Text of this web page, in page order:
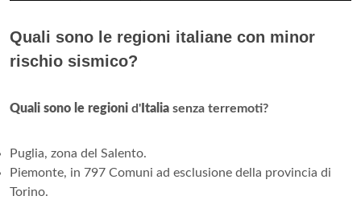
Quali sono le regioni italiane con minor
rischio sismico?
Quali sono le regioni d' Italia senza terremoti?
Puglia, zona del Salento.
Piemonte, in 797 Comuni ad esclusione della provincia di
Torino.